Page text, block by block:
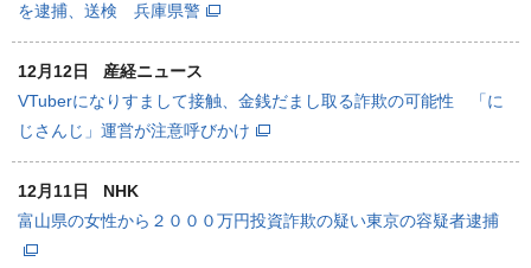
を逮捕、送検 兵庫県警
12月12日
産経ニュース
VTuberになりすまして接触、金銭だまし取る詐欺の可能性 「に
じさんじ」運営が注意呼びかけ
12月11日
NHK
富山県の女性から２０００万円投資詐欺の疑い東京の容疑者逮捕